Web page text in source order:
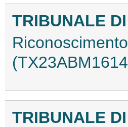
TRIBUNALE
TRIBUNALE